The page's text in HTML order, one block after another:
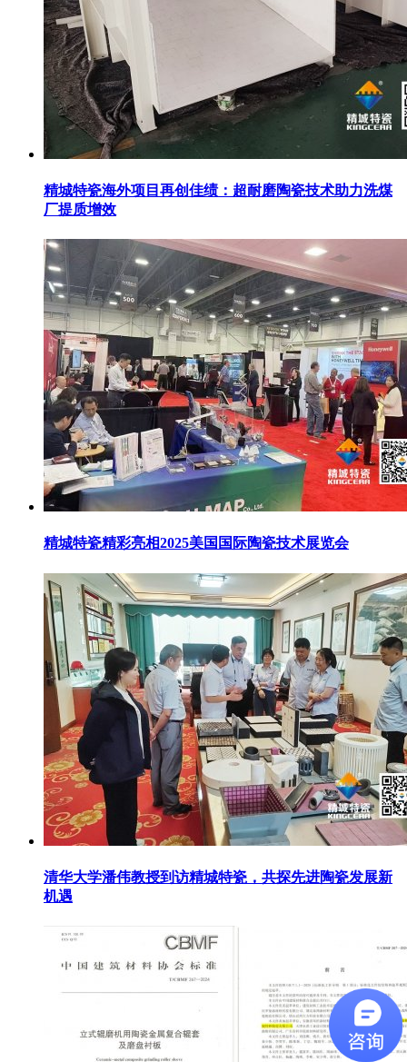
精城特瓷海外项目再创佳绩：超耐磨陶瓷技术助力洗煤
厂提质增效
精城特瓷精彩亮相2025美国国际陶瓷技术展览会
清华大学潘伟教授到访精城特瓷，共探先进陶瓷发展新
机遇